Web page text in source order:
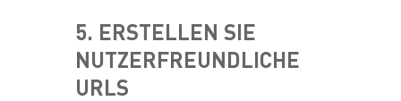
5. ERSTELLEN SIE
NUTZERFREUNDLICHE
URLS